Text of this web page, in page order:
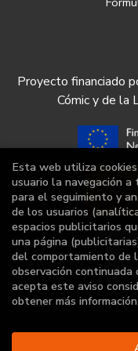
Proyecto financiado
Cómic y de la
Esta web utiliza
usuario la navegación
para el seguimiento y
de los usuarios
espacios publicitarios
una página
del comportamiento de
observación continuada
acepta este aviso
obtener más información